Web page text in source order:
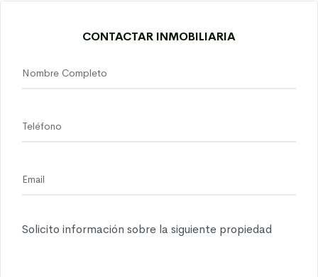
CONTACTAR INMOBILIARIA